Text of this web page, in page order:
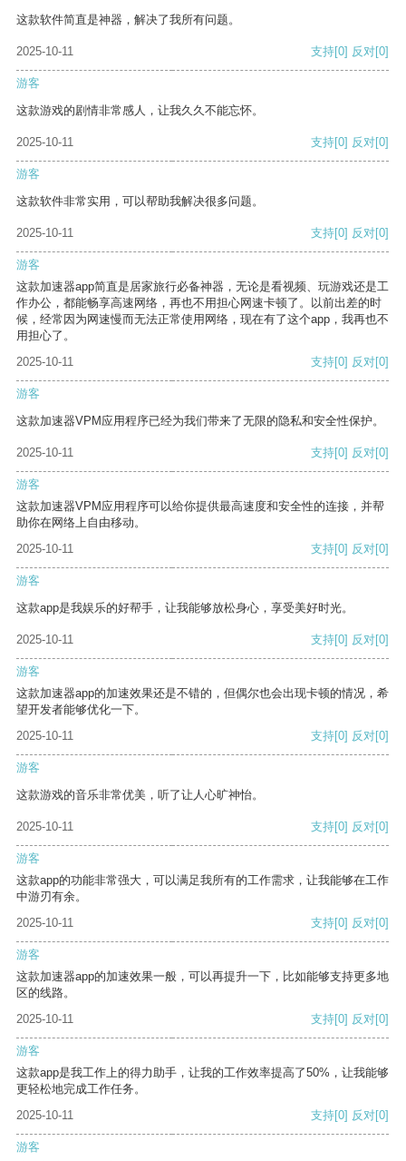
这款软件简直是神器，解决了我所有问题。
2025-10-11 支持[0] 反对[0]
游客
这款游戏的剧情非常感人，让我久久不能忘怀。
2025-10-11 支持[0] 反对[0]
游客
这款软件非常实用，可以帮助我解决很多问题。
2025-10-11 支持[0] 反对[0]
游客
这款加速器app简直是居家旅行必备神器，无论是看视频、玩游戏还是工
作办公，都能畅享高速网络，再也不用担心网速卡顿了。以前出差的时
候，经常因为网速慢而无法正常使用网络，现在有了这个app，我再也不
用担心了。
2025-10-11
支持[0] 反对[0]
游客
这款加速器VPM应用程序已经为我们带来了无限的隐私和安全性保护。
2025-10-11 支持[0] 反对[0]
游客
这款加速器VPM应用程序可以给你提供最高速度和安全性的连接，并帮
助你在网络上自由移动。
2025-10-11
支持[0] 反对[0]
游客
这款app是我娱乐的好帮手，让我能够放松身心，享受美好时光。
2025-10-11 支持[0] 反对[0]
游客
这款加速器app的加速效果还是不错的，但偶尔也会出现卡顿的情况，希
望开发者能够优化一下。
2025-10-11
支持[0] 反对[0]
游客
这款游戏的音乐非常优美，听了让人心旷神怡。
2025-10-11 支持[0] 反对[0]
游客
这款app的功能非常强大，可以满足我所有的工作需求，让我能够在工作
中游刃有余。
2025-10-11
支持[0] 反对[0]
游客
这款加速器app的加速效果一般，可以再提升一下，比如能够支持更多地
区的线路。
2025-10-11
支持[0] 反对[0]
游客
这款app是我工作上的得力助手，让我的工作效率提高了50%，让我能够
更轻松地完成工作任务。
2025-10-11
支持[0] 反对[0]
游客